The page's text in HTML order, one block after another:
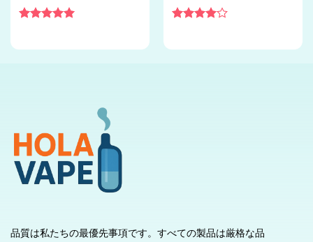
Type-C, 卸売向け使い捨てベ
てベイプ卸売
品質は私たちの最優先事項です。すべての製品は厳格な品